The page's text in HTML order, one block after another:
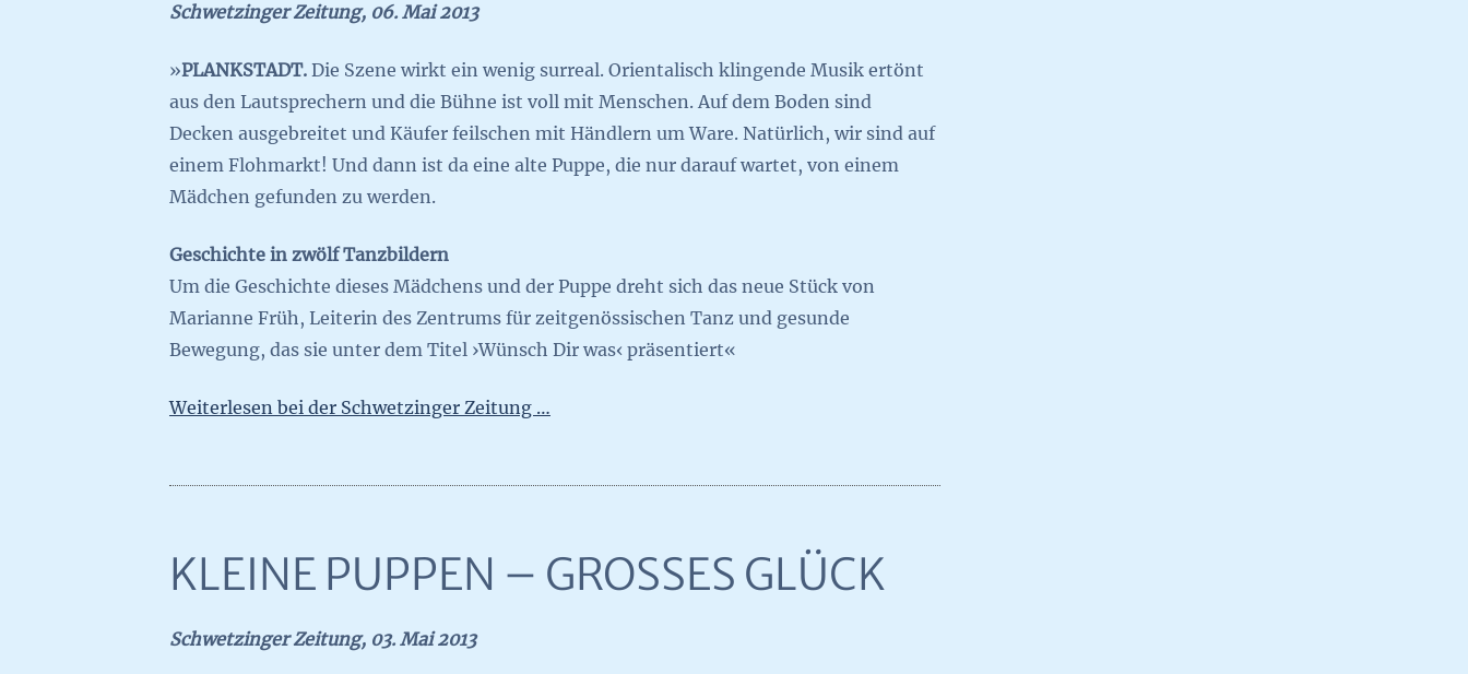
Schwetzinger Zeitung, 06. Mai 2013
»PLANKSTADT.Die Szene wirkt ein wenig surreal. Orientalisch klingende Musik ertönt
aus den Lautsprechern und die Bühne ist voll mit Menschen. Auf dem Boden sind
Decken ausgebreitet und Käufer feilschen mit Händlern um Ware. Natürlich, wir sind auf
einem Flohmarkt! Und dann ist da eine alte Puppe, die nur darauf wartet, von einem
Mädchen gefunden zu werden.
Geschichte in zwölf Tanzbildern
Um die Geschichte dieses Mädchens und der Puppe dreht sich das neue Stück von
Marianne Früh, Leiterin des Zentrums für zeitgenössischen Tanz und gesunde
Bewegung, das sie unter dem Titel ›Wünsch Dir was‹ präsentiert«
Weiterlesen bei der Schwetzinger Zeitung …
KLEINE PUPPEN – GROSSES GLÜCK
Schwetzinger Zeitung, 03. Mai 2013